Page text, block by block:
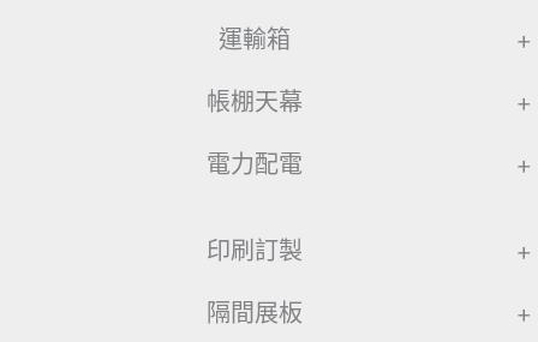
運輸箱 +
帳棚天幕 +
電力配電 +
印刷訂製 +
隔間展板 +